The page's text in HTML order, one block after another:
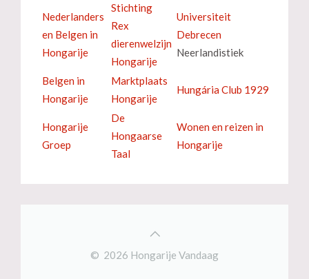
Nederlanders
en Belgen in
Hongarije
Stichting
Rex
dierenwelzijn
Hongarije
Universiteit
Debrecen
Neerlandistiek
Belgen in
Hongarije
Marktplaats
Hongarije
Hungária Club 1929
Hongarije
Groep
De
Hongaarse
Taal
Wonen en reizen in
Hongarije
© 2026 Hongarije Vandaag